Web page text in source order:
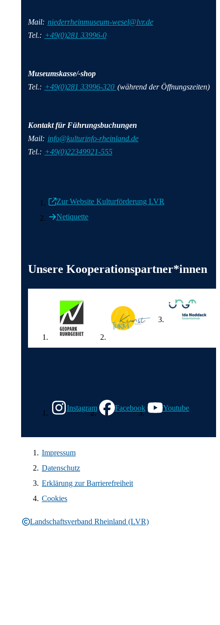
Mail: niederrheinmuseum-wesel@lvr.de
Tel.: +49(0)281 33996-0
Museumskasse/-shop
Tel.: +49(0)281 33996-320 (während der Öffnungszeiten)
Kontakt für Führungsbuchungen
Mail: info@kulturinfo-rheinland.de
Tel.: +49(0)22349921-555
Zur Website Kulturförderung LVR
Netiquette
Unsere Kooperationspartner*innen
Instagram
Facebook Youtube
Landschaftsverband Rheinland (LVR)
Impressum
Datenschutz
Erklärung zur Barrierefreiheit
Cookies